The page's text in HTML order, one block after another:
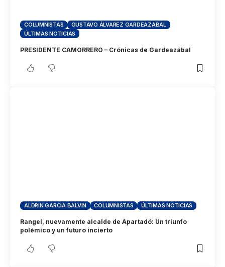
COLUMNISTAS
GUSTAVO ÁLVAREZ GARDEAZÁBAL
ÚLTIMAS NOTICIAS
PRESIDENTE CAMORRERO – Crónicas de Gardeazábal
ALDRIN GARCIA BALVIN COLUMNISTAS ÚLTIMAS NOTICIAS
Rangel, nuevamente alcalde de Apartadó: Un triunfo
polémico y un futuro incierto